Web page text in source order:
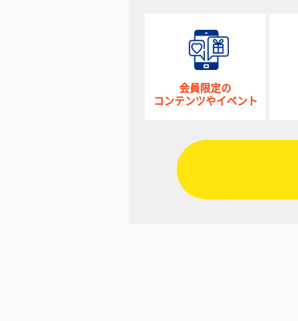
会員限定の
コンテンツやイベント